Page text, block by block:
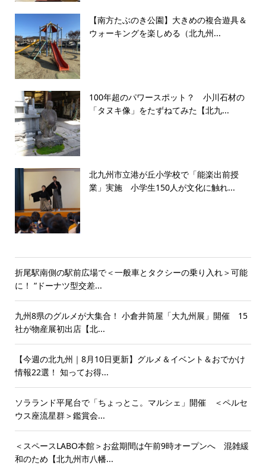
【南方たぶのき公園】大きめの複合遊具＆
ウォーキングを楽しめる（北九州...
100年超のパワースポット？ 小川石材の
「タヌキ像」をたずねてみた【北九...
北九州市立港が丘小学校で「能楽出前授
業」実施 小学生150人が文化に触れ...
折尾駅南側の駅前広場で＜一般車とタクシーの乗り入れ＞可能
に！ “ドーナツ型交差...
九州8県のグルメが大集合！ 小倉井筒屋「大九州展」開催 15
社が物産展初出店【北...
【今週の北九州｜8月10日更新】グルメ＆イベント＆おでかけ
情報22選！ 知ってお得...
ソラランド平尾台で「ちょっとこ。マルシェ」開催 ＜ペルセ
ウス座流星群＞鑑賞会...
＜スペースLABO本館＞お盆期間は午前9時オープンへ 混雑緩
和のため【北九州市八幡...